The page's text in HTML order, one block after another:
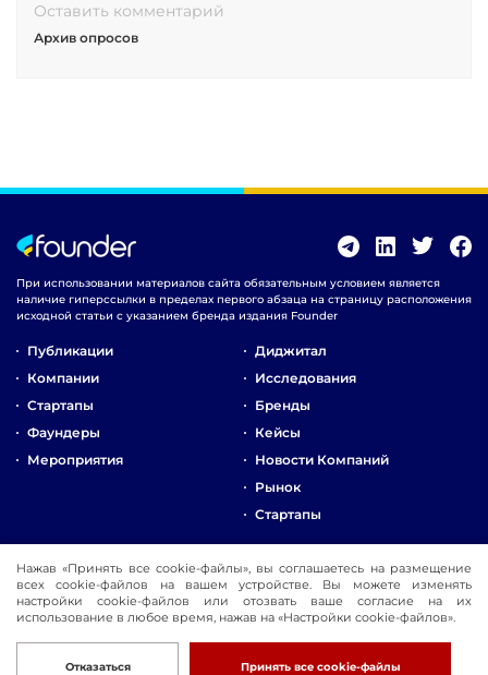
Оставить комментарий
Архив опросов
При использовании материалов сайта обязательным условием является
наличие гиперссылки в пределах первого абзаца на страницу расположения
исходной статьи с указанием бренда издания Founder
Публикации
Компании
Стартапы
Фаундеры
Мероприятия
Диджитал
Исследования
Бренды
Кейсы
Новости Компаний
Рынок
Стартапы
Реклама
Контакты
© 2016-2026 Founder Разработка
Нажав «Принять все cookie-файлы», вы соглашаетесь на размещение
всех cookie-файлов на вашем устройстве. Вы можете изменять
настройки cookie-файлов или отозвать ваше согласие на их
использование в любое время, нажав на «Настройки cookie-файлов».
Отказаться Принять все cookie-файлы